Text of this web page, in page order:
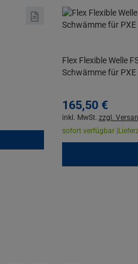
Flex Flexible Welle
Schwämme für PXE
165,50 €
inkl. MwSt. zzgl.
sofort verfügbar |